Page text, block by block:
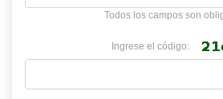
Todos los campos son
Ingrese el código: